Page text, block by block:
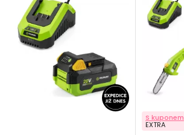
S kuponem
EXTRA